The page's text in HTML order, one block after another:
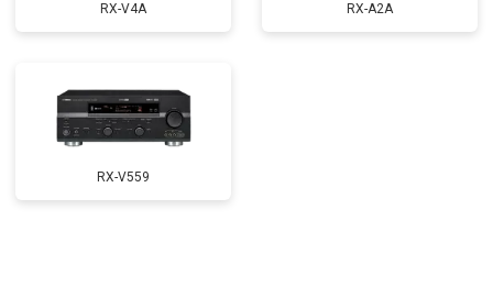
RX-V4A RX-A2A
RX-V559